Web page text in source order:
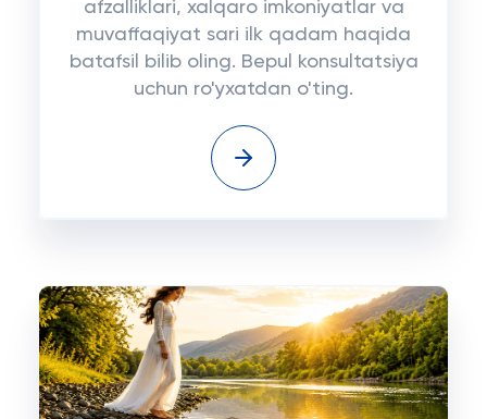
afzalliklari, xalqaro imkoniyatlar va
muvaffaqiyat sari ilk qadam haqida
batafsil bilib oling. Bepul konsultatsiya
uchun ro'yxatdan o'ting.